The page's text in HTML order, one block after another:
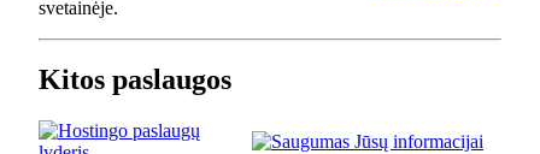
svetainėje.
Kitos paslaugos